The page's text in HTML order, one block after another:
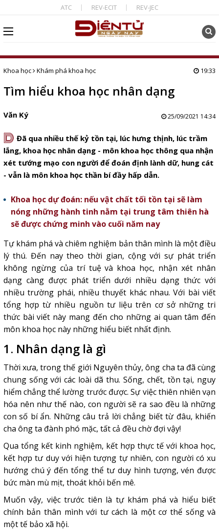
ATC REV-ECIT REV-JEC
Khoa học Khám phá khoa học 19:33
Tìm hiểu khoa học nhân dạng
Văn Ký 25/09/2021 14:34
D Đã qua nhiều thế kỷ tồn tại, lúc hưng thịnh, lúc trầm
lắng, khoa học nhân dạng - môn khoa học thông qua nhận
xét tướng mạo con người để đoán định lành dữ, hung cát
- vẫn là môn khoa học thần bí đầy hấp dẫn.
Khoa học dự đoán: nếu vật chất tối tồn tại sẽ làm
nóng những hành tinh nằm tại trung tâm thiên hà
sẽ được chứng minh vào cuối năm nay
Tự khám phá và chiêm nghiệm bản thân mình là một điều
lý thú. Đến nay theo thời gian, cộng với sự phát triển
không ngừng của trí tuệ và khoa học, nhận xét nhân
dạng càng được phát triển dưới nhiều dạng thức với
nhiều trường phái, nhiều thuyết khác nhau. Với bài viết
tổng hợp từ nhiều nguồn tư liệu trên cơ sở những tri
thức bài viết này mang đến cho những ai quan tâm đến
môn khoa học này những hiểu biết nhất định.
1. Nhân dạng là gì
Thời xưa, trong thế giới Nguyên thủy, ông cha ta đã cùng
chung sống với các loài dã thu. Sống, chết, tồn tại, nguy
hiểm chẳng thể lường trước được. Sự việc thiên nhiên vạn
hóa nên như thế nào, con người sẽ ra sao đều là những
con số bí ẩn. Những câu trả lời chẳng biết từ đâu, khiến
cha ông ta đành phó mặc, tất cả đều chờ đợi vậy!
Qua tổng kết kinh nghiệm, kết hợp thực tế với khoa học,
kết hợp tư duy với hiện tượng tự nhiên, con người có xu
hướng chú ý đến tổng thể tư duy hình tượng, vén được
bức màn mù mịt, thoát khỏi bến mê.
Muốn vậy, việc trước tiên là tự khám phá và hiểu biết
chính bản thân mình với tư cách là một cơ thể sống và
một tế bảo xã hội.